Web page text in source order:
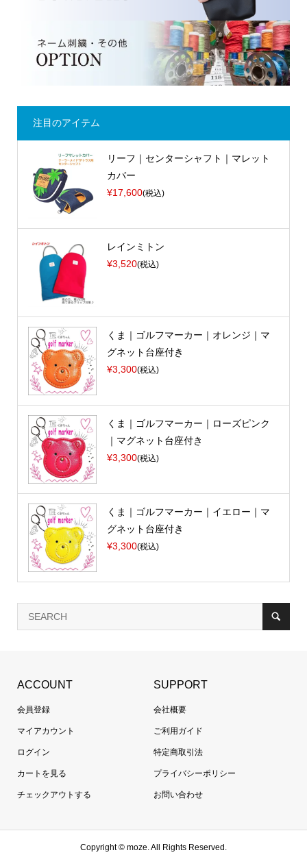
注目のアイテム
リーフ｜センターシャフト｜マレット
カバー
¥17,600(税込)
レインミトン
¥3,520(税込)
くま｜ゴルフマーカー｜オレンジ｜マ
グネット台座付き
¥3,300(税込)
くま｜ゴルフマーカー｜ローズピンク
｜マグネット台座付き
¥3,300(税込)
くま｜ゴルフマーカー｜イエロー｜マ
グネット台座付き
¥3,300(税込)
ACCOUNT
会員登録
マイアカウント
ログイン
カートを見る
チェックアウトする
SUPPORT
会社概要
ご利用ガイド
特定商取引法
プライバシーポリシー
お問い合わせ
Copyright © moze. All Rights Reserved.